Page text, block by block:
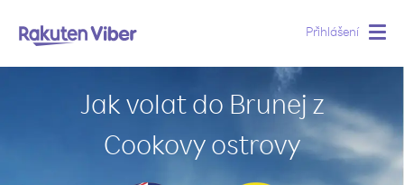
Přihlášení
Jak volat do Brunej z
Cookovy ostrovy